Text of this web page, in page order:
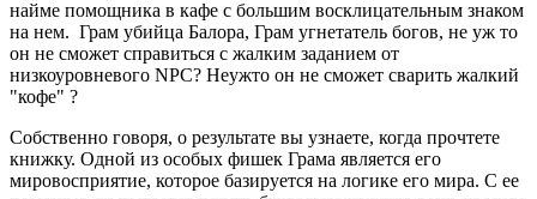
найме помощника в кафе с большим восклицательным знаком
на нем. Грам убийца Балора, Грам угнетатель богов, не уж то
он не сможет справиться с жалким заданием от
низкоуровневого NPC? Неужто он не сможет сварить жалкий
"кофе" ?
Собственно говоря, о результате вы узнаете, когда прочтете
книжку. Одной из особых фишек Грама является его
мировосприятие, которое базируется на логике его мира. С ее